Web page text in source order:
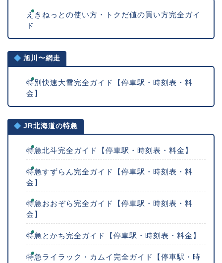
えきねっとの使い方・トクだ値の買い方完全ガイ
ド
旭川〜網走
特別快速大雪完全ガイド【停車駅・時刻表・料
金】
JR北海道の特急
特急北斗完全ガイド【停車駅・時刻表・料金】
特急すずらん完全ガイド【停車駅・時刻表・料
金】
特急おおぞら完全ガイド【停車駅・時刻表・料
金】
特急とかち完全ガイド【停車駅・時刻表・料金】
特急ライラック・カムイ完全ガイド【停車駅・時